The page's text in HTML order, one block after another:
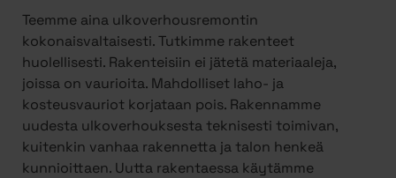
Teemme aina ulkoverhousremontin
kokonaisvaltaisesti. Tutkimme rakenteet
huolellisesti. Rakenteisiin ei jätetä materiaaleja,
joissa on vaurioita. Mahdolliset laho- ja
kosteusvauriot korjataan pois. Rakennamme
uudesta ulkoverhouksesta teknisesti toimivan,
kuitenkin vanhaa rakennetta ja talon henkeä
kunnioittaen. Uutta rakentaessa käytämme